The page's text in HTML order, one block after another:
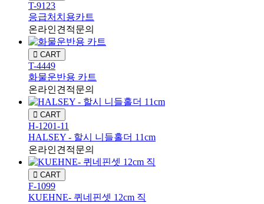
T-9123
응급처치용카트
온라인견적문의
CART
T-4449
화물운반용 카트
온라인견적문의
CART
H-1201-11
HALSEY - 할시 니들홀더 11cm
온라인견적문의
CART
F-1099
KUEHNE- 퀴네핀셋 12cm 직